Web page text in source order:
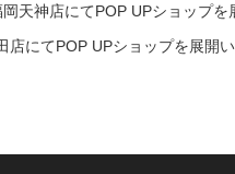
岡天神店にてPOP UPショップを
店にてPOP UPショップを展開